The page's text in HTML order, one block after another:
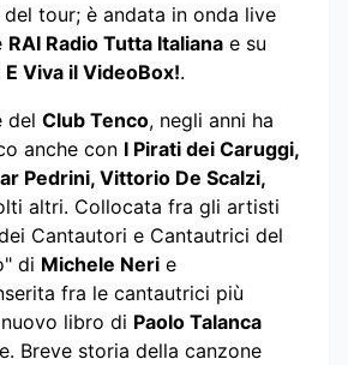
tour; è andata in onda live
RAI Radio Tutta Italiana e su
E Viva il VideoBox!.
del Club Tenco, negli anni ha
anche con I Pirati dei Caruggi,
Pedrini, Vittorio De Scalzi,
altri. Collocata fra gli artisti
Cantautori e Cantautrici del
di Michele Neri e
fra le cantautrici più
libro di Paolo Talanca
Breve storia della canzone